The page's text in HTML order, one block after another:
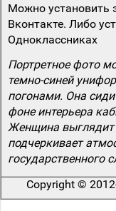
Можно установить
Вконтакте. Либо
Одноклассниках
Портретное фото
темно-синей
погонами. Она
фоне интерьера
Женщина выглядит
подчеркивает
государственного
Copyright ©